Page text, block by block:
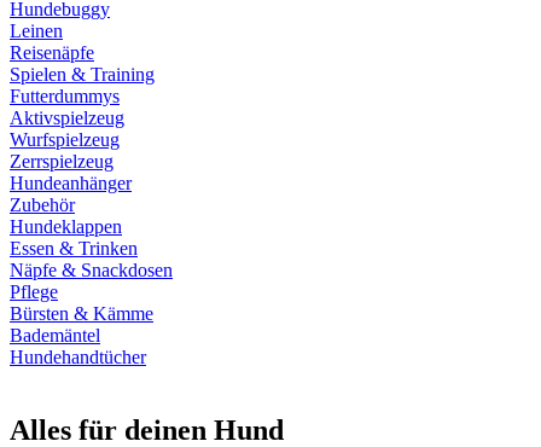
Hundebuggy
Leinen
Reisenäpfe
Spielen & Training
Futterdummys
Aktivspielzeug
Wurfspielzeug
Zerrspielzeug
Hundeanhänger
Zubehör
Hundeklappen
Essen & Trinken
Näpfe & Snackdosen
Pflege
Bürsten & Kämme
Bademäntel
Hundehandtücher
Alles für deinen Hund